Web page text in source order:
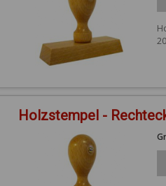
Holzstempel -